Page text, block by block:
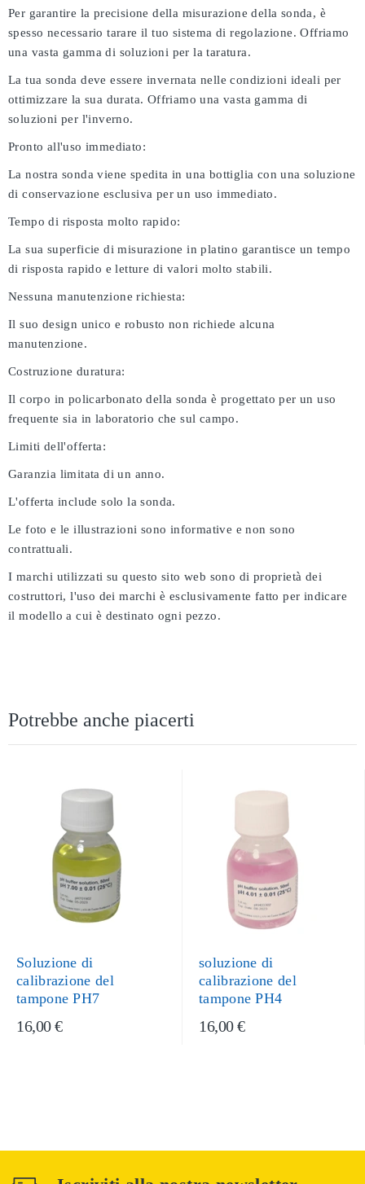
Per garantire la precisione della misurazione della sonda, è
spesso necessario tarare il tuo sistema di regolazione. Offriamo
una vasta gamma di soluzioni per la taratura.
La tua sonda deve essere invernata nelle condizioni ideali per
ottimizzare la sua durata. Offriamo una vasta gamma di
soluzioni per l'inverno.
Pronto all'uso immediato:
La nostra sonda viene spedita in una bottiglia con una soluzione
di conservazione esclusiva per un uso immediato.
Tempo di risposta molto rapido:
La sua superficie di misurazione in platino garantisce un tempo
di risposta rapido e letture di valori molto stabili.
Nessuna manutenzione richiesta:
Il suo design unico e robusto non richiede alcuna
manutenzione.
Costruzione duratura:
Il corpo in policarbonato della sonda è progettato per un uso
frequente sia in laboratorio che sul campo.
Limiti dell'offerta:
Garanzia limitata di un anno.
L'offerta include solo la sonda.
Le foto e le illustrazioni sono informative e non sono
contrattuali.
I marchi utilizzati su questo sito web sono di proprietà dei
costruttori, l'uso dei marchi è esclusivamente fatto per indicare
il modello a cui è destinato ogni pezzo.
Potrebbe anche piacerti
Soluzione di
calibrazione del
tampone PH7
16,00 €
soluzione di
calibrazione del
tampone PH4
16,00 €